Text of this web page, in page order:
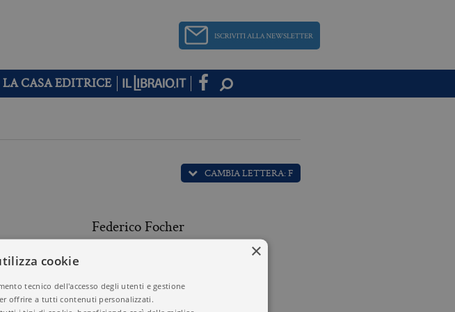
LA CASA EDITRICE
CAMBIA LETTERA: F
Federico Focher
×
cookie
tecnico dell'accesso degli utenti e gestione
offrire a tutti contenuti personalizzati.